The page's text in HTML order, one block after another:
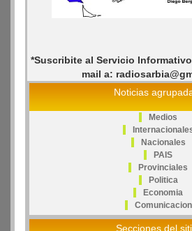
*Suscribite al Servicio
mail a:
Noticias
Medios
Nacionales
PAIS
Provinciales
Politica
Economia
Comunicacion
Secciones del